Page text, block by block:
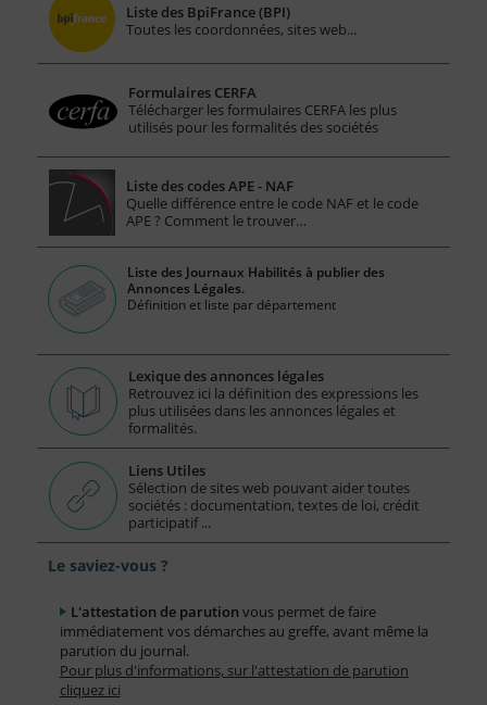
Liste des BpiFrance (BPI)
Toutes les coordonnées, sites web...
Formulaires CERFA
Télécharger les formulaires CERFA les plus
utilisés pour les formalités des sociétés
Liste des codes APE - NAF
Quelle différence entre le code NAF et le code
APE ? Comment le trouver…
Liste des Journaux Habilités à publier des
Annonces Légales.
Définition et liste par département
Lexique des annonces légales
Retrouvez ici la définition des expressions les
plus utilisées dans les annonces légales et
formalités.
Liens Utiles
Sélection de sites web pouvant aider toutes
sociétés : documentation, textes de loi, crédit
participatif ...
Le saviez-vous ?
L'attestation de parution vous permet de faire
immédiatement vos démarches au greffe, avant même la
parution du journal.
Pour plus d'informations, sur l'attestation de parution
cliquez ici